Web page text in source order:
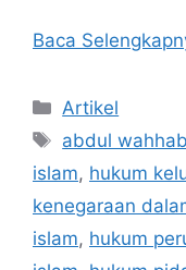
Baca
Kategori
Artikel
Tag
abdul
islam, hukum
kenegaraan
islam, hukum